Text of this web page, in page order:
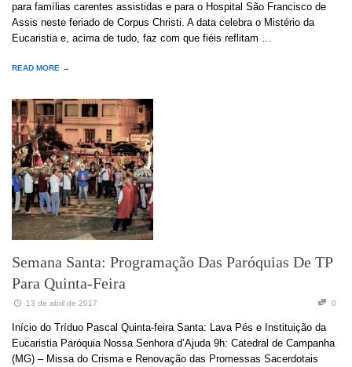
para famílias carentes assistidas e para o Hospital São Francisco de
Assis neste feriado de Corpus Christi. A data celebra o Mistério da
Eucaristia e, acima de tudo, faz com que fiéis reflitam …
READ MORE →
Semana Santa: Programação Das Paróquias De TP
Para Quinta-Feira
13 de abril de 2017 0
Início do Tríduo Pascal Quinta-feira Santa: Lava Pés e Instituição da
Eucaristia Paróquia Nossa Senhora d’Ajuda 9h: Catedral de Campanha
(MG) – Missa do Crisma e Renovação das Promessas Sacerdotais